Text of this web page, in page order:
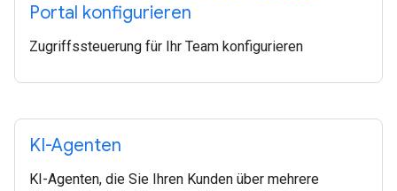
Portal konfigurieren
Zugriffssteuerung für Ihr Team konfigurieren
KI-Agenten
KI-Agenten, die Sie Ihren Kunden über mehrere